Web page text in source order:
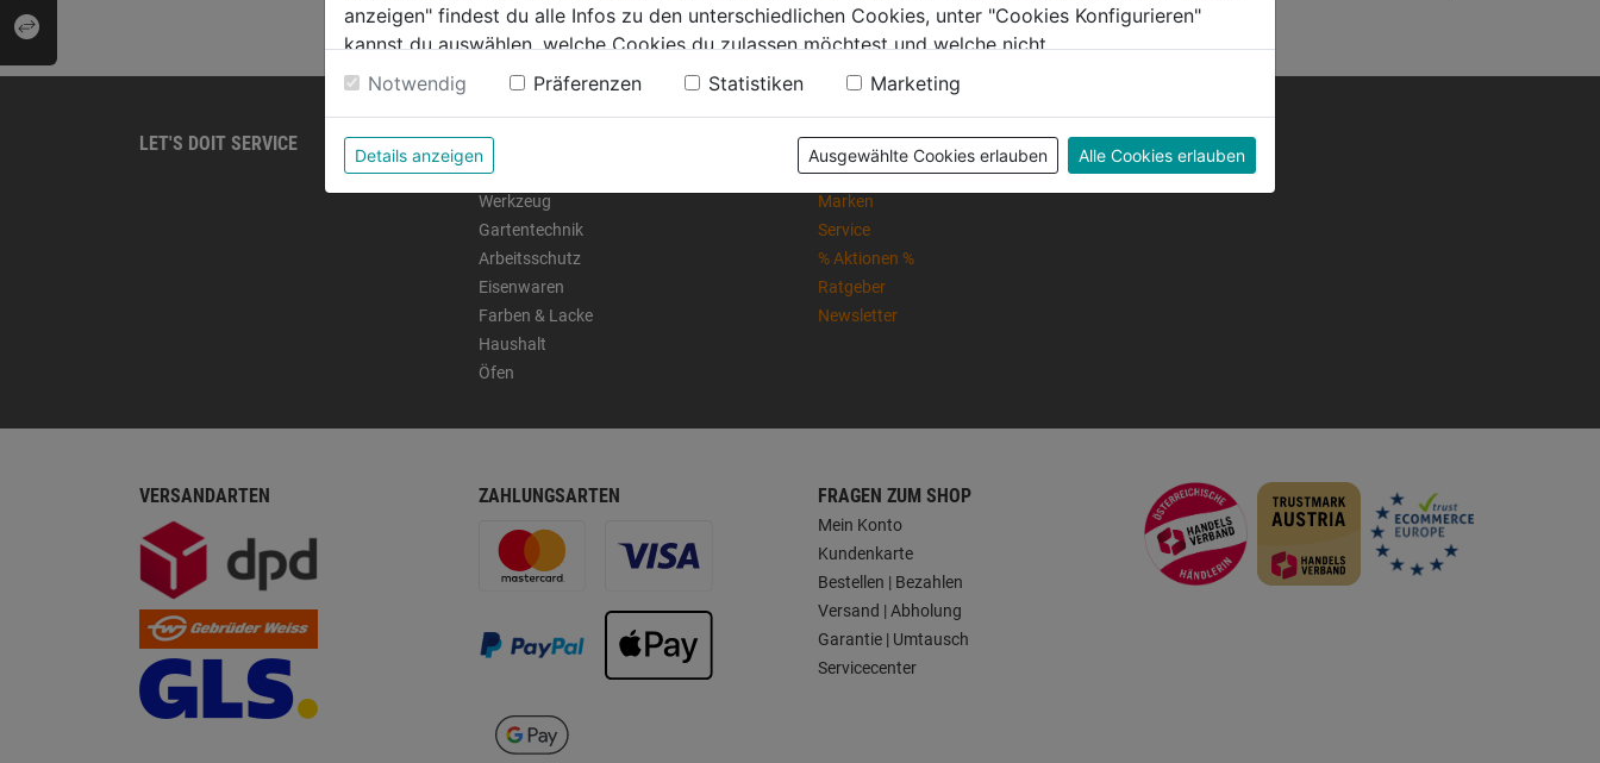
LET'S DOIT SERVICE PRODUKTE
Home
Werkzeug
Gartentechnik
Arbeitsschutz
Eisenwaren
Farben & Lacke
Haushalt
Öfen
RAT & TAT
Akkuwelt
Marken
Service
% Aktionen %
Ratgeber
Newsletter
VERSANDARTEN ZAHLUNGSARTEN FRAGEN ZUM SHOP
Mein Konto
Kundenkarte
Bestellen | Bezahlen
Versand | Abholung
Garantie | Umtausch
Servicecenter
anzeigen" findest du alle Infos zu den unterschiedlichen Cookies, unter "Cookies Konfigurieren"
kannst du auswählen, welche Cookies du zulassen möchtest und welche nicht.
Weitere Informationen findest du in unserer Datenschutzerklärung
Notwendig Präferenzen Statistiken Marketing
Details anzeigen Ausgewählte Cookies erlauben Alle Cookies erlauben